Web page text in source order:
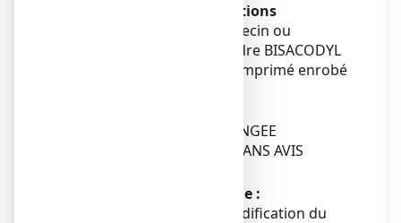
Avertissements et précautions
Adressez-vous à votre médecin ou
pharmacien avant de prendre BISACODYL
EG LABO CONSEIL 5 mg, comprimé enrobé
PAS D'UTILISATION PROLONGEE
(SUPERIEURE A 10 JOURS) SANS AVIS
Constipation occasionnelle :
Elle peut être liée à une modification du